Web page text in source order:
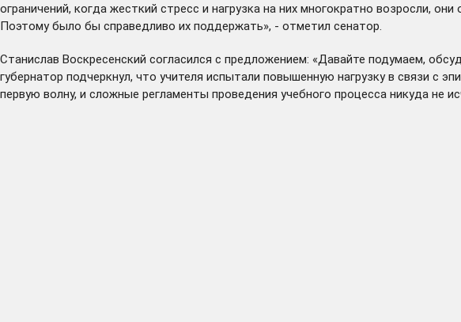
ограничений, когда жесткий стресс и нагрузка на них многократно возросли,
Поэтому было бы справедливо их поддержать», - отметил сенатор.
Станислав Воскресенский согласился с предложением: «Давайте подумаем,
губернатор подчеркнул, что учителя испытали повышенную нагрузку в связи с
первую волну, и сложные регламенты проведения учебного процесса никуда не